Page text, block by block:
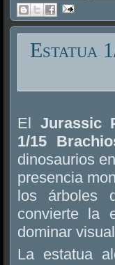
Estatua
El Jurassic
1/15
dinosaurios
presencia
los árboles
convierte la
dominar
La estatua